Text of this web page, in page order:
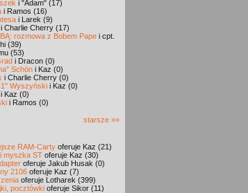
i "Adam" (17)
i Ramos (16)
i Larek (9)
i Charlie Cherry (17)
rozmowa z Bobem Pape i cpt.
(39)
(53)
i Dracon (0)
Schön i Kaz (0)
i Charlie Cherry (0)
Wyszyński i Kaz (0)
i Kaz (0)
i Ramos (0)
starsze »»
RAM-Carty oferuje Kaz (21)
myszka ST oferuje Kaz (30)
oferuje Jakub Husak (0)
2106 oferuje Kaz (7)
oferuje Lotharek (399)
pocztówki oferuje Sikor (11)